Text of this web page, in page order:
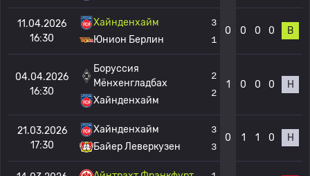
11.04.2026
16:30
Хайнденхайм
Юнион Берлин
3
1
0 0 0 0 В
04.04.2026
16:30
Боруссия
Мёнхенгладбах
Хайнденхайм
2
2
1 0 0 0 Н
21.03.2026
17:30
Хайнденхайм
Байер Леверкузен
3
3
0 1 1 0 Н